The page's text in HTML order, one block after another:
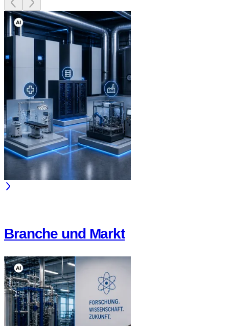
Branche und Markt